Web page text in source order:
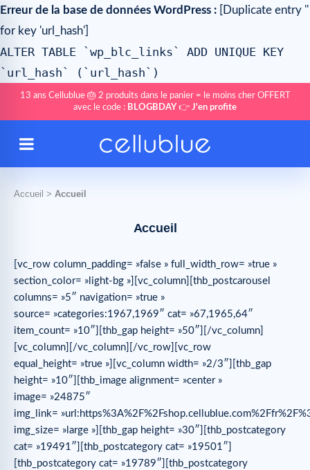
Erreur de la base de données WordPress : [Duplicate entry ''
for key 'url_hash']
ALTER TABLE `wp_blc_links` ADD UNIQUE KEY
`url_hash` (`url_hash`)
13 ans Cellublue 🎂 2 produits dans le panier = le moins cher OFFERT
avec le code : BLOGBDAY 👉 J'en profite
Accueil > Accueil
Accueil
[vc_row column_padding= »false » full_width_row= »true »
section_color= »light-bg »][vc_column][thb_postcarousel
columns= »5″ navigation= »true »
source= »categories:1967,1969″ cat= »67,1965,64″
item_count= »10″][thb_gap height= »50″][/vc_column]
[vc_column][/vc_column][/vc_row][vc_row
equal_height= »true »][vc_column width= »2/3″][thb_gap
height= »10″][thb_image alignment= »center »
image= »24875″
img_link=
img_size= »large »][thb_gap height= »30″][thb_postcategory
cat= »19491″][thb_postcategory cat= »19501″]
[thb_postcategory cat= »19789″][thb_postcategory